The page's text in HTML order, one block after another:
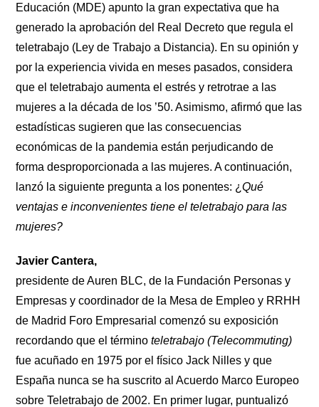
Educación (MDE) apunto la gran expectativa que ha
generado la aprobación del Real Decreto que regula el
teletrabajo (Ley de Trabajo a Distancia). En su opinión y
por la experiencia vivida en meses pasados, considera
que el teletrabajo aumenta el estrés y retrotrae a las
mujeres a la década de los ’50. Asimismo, afirmó que las
estadísticas sugieren que las consecuencias
económicas de la pandemia están perjudicando de
forma desproporcionada a las mujeres. A continuación,
lanzó la siguiente pregunta a los ponentes: ¿Qué
ventajas e inconvenientes tiene el teletrabajo para las
mujeres?
Javier Cantera,
presidente de Auren BLC, de la Fundación Personas y
Empresas y coordinador de la Mesa de Empleo y RRHH
de Madrid Foro Empresarial comenzó su exposición
recordando que el términoteletrabajo (Telecommuting)
fue acuñado en 1975 por el físico Jack Nilles y que
España nunca se ha suscrito al Acuerdo Marco Europeo
sobre Teletrabajo de 2002. En primer lugar, puntualizó